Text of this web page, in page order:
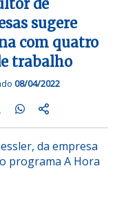
de
sugere
com quatro
trabalho
08/04/2022
da empresa
programa A Hora